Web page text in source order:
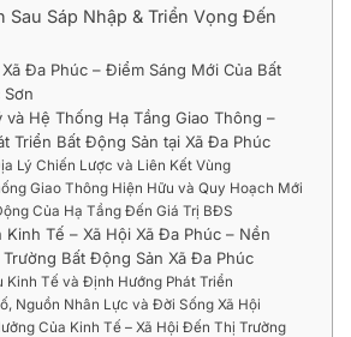
Sau Sáp Nhập & Triển Vọng Đến
Đa Phúc – Điểm Sáng Mới Của Bất
và Hệ Thống Hạ Tầng Giao Thông –
Triển Bất Động Sản tại Xã Đa Phúc
Lý Chiến Lược và Liên Kết Vùng
Giao Thông Hiện Hữu và Quy Hoạch Mới
Của Hạ Tầng Đến Giá Trị BĐS
Kinh Tế – Xã Hội Xã Đa Phúc – Nền
Bất Động Sản Xã Đa Phúc
Kinh Tế và Định Hướng Phát Triển
Nguồn Nhân Lực và Đời Sống Xã Hội
Của Kinh Tế – Xã Hội Đến Thị Trường